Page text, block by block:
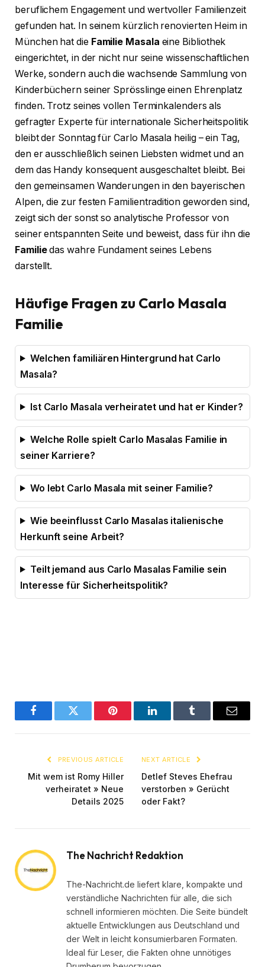
beruflichem Engagement und wertvoller Familienzeit
gefunden hat. In seinem kürzlich renovierten Heim in
München hat die Familie Masala eine Bibliothek
eingerichtet, in der nicht nur seine wissenschaftlichen
Werke, sondern auch die wachsende Sammlung von
Kinderbüchern seiner Sprösslinge einen Ehrenplatz
finden. Trotz seines vollen Terminkalenders als
gefragter Experte für internationale Sicherheitspolitik
bleibt der Sonntag für Carlo Masala heilig – ein Tag,
den er ausschließlich seinen Liebsten widmet und an
dem das Handy konsequent ausgeschaltet bleibt. Bei
den gemeinsamen Wanderungen in den bayerischen
Alpen, die zur festen Familientradition geworden sind,
zeigt sich der sonst so analytische Professor von
seiner entspannten Seite und beweist, dass für ihn die
Familiedas wahre Fundament seines Lebens
darstellt.
Häufige Fragen zu Carlo Masala
Familie
Welchen familiären Hintergrund hat Carlo
Masala?
Ist Carlo Masala verheiratet und hat er Kinder?
Welche Rolle spielt Carlo Masalas Familie in
seiner Karriere?
Wo lebt Carlo Masala mit seiner Familie?
Wie beeinflusst Carlo Masalas italienische
Herkunft seine Arbeit?
Teilt jemand aus Carlo Masalas Familie sein
Interesse für Sicherheitspolitik?
FacebookTwitter Pinterest LinkedInTumblr Email
PREVIOUS ARTICLE
Mit wem ist Romy Hiller
verheiratet » Neue
Details 2025
NEXT ARTICLE
Detlef Steves Ehefrau
verstorben » Gerücht
oder Fakt?
The Nachricht Redaktion
The-Nachricht.de liefert klare, kompakte und
verständliche Nachrichten für alle, die sich
schnell informieren möchten. Die Seite bündelt
aktuelle Entwicklungen aus Deutschland und
der Welt in leicht konsumierbaren Formaten.
Ideal für Leser, die Fakten ohne unnötiges